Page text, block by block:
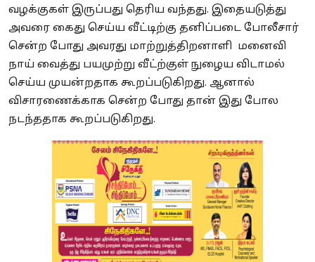
வழக்குகள் இருப்பது தெரிய வந்தது. இதையடுத்து
அவரை கைது செய்ய வீட்டிற்கு தனிப்படை போலீசார்
சென்ற போது அவரது மாற்றுத்திறனாளி மனைவி
நாய் வைத்து பயமுற்று வீட்ற்குள் நுழைய விடாமல்
செய்ய முயன்றதாக கூறப்படுகிறது. ஆனால்
விசாரணைக்காக சென்ற போது தான் இது போல
நடந்ததாக கூறப்படுகிறது.